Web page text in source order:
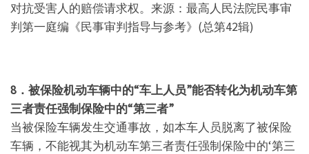
对抗受害人的赔偿请求权。来源：最高人民法院民事审
判第一庭编《民事审判指导与参考》(总第42辑)
8．被保险机动车辆中的“车上人员”能否转化为机动车第
三者责任强制保险中的“第三者”
当被保险车辆发生交通事故，如本车人员脱离了被保险
车辆，不能视其为机动车第三者责任强制保险中的‘第三